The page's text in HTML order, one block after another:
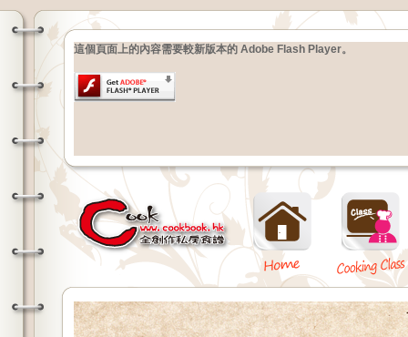
這個頁面上的內容需要較新版本的 Adobe Flash Player。